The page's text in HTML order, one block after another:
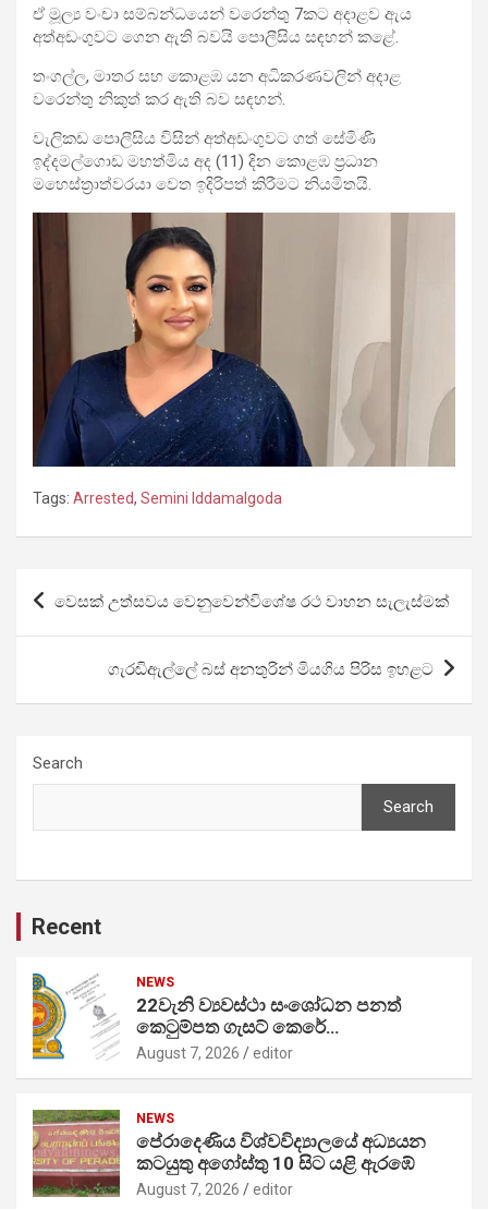
ඒ මූල්‍ය වංචා සම්බන්ධයෙන් වරෙන්තු 7කට අදාළව ඇය
අත්අඩංගුවට ගෙන ඇති බවයි පොලීසිය සඳහන් කළේ.
තංගල්ල, මාතර සහ කොළඹ යන අධිකරණවලින් අදාළ
වරෙන්තු නිකුත් කර ඇති බව සඳහන්.
වැලිකඩ පොලීසිය විසින් අත්අඩංගුවට ගත් සේමිණී
ඉද්දමල්ගොඩ මහත්මිය අද (11) දින කොළඹ ප්‍රධාන
මහෙස්ත්‍රාත්වරයා වෙත ඉදිරිපත් කිරීමට නියමිතයි.
Tags: Arrested, Semini Iddamalgoda
Post
navigation
වෙසක් උත්සවය වෙනුවෙන්විශේෂ රථ වාහන සැලැස්මක්
ගැරඬිඇල්ලේ බස් අනතුරින් මියගිය පිරිස ඉහළට
Search
Search
Recent
NEWS
22වැනි ව්‍යවස්ථා සංශෝධන පනත්
කෙටුම්පත ගැසට් කෙරේ…
August 7, 2026 editor
NEWS
පේරාදෙණිය විශ්වවිද්‍යාලයේ අධ්‍යයන
කටයුතු අගෝස්තු 10 සිට යළි ඇරඹේ
August 7, 2026 editor